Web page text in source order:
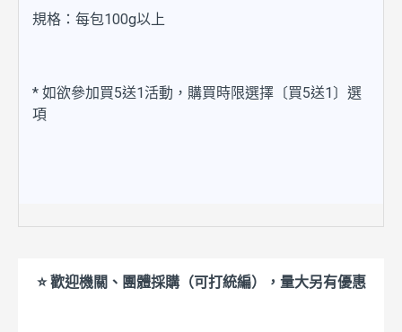
規格：每包100g以上
* 如欲參加買5送1活動，購買時限選擇〔買5送1〕選
項
⭐ 歡迎機關、團體採購（可打統編），量大另有優惠